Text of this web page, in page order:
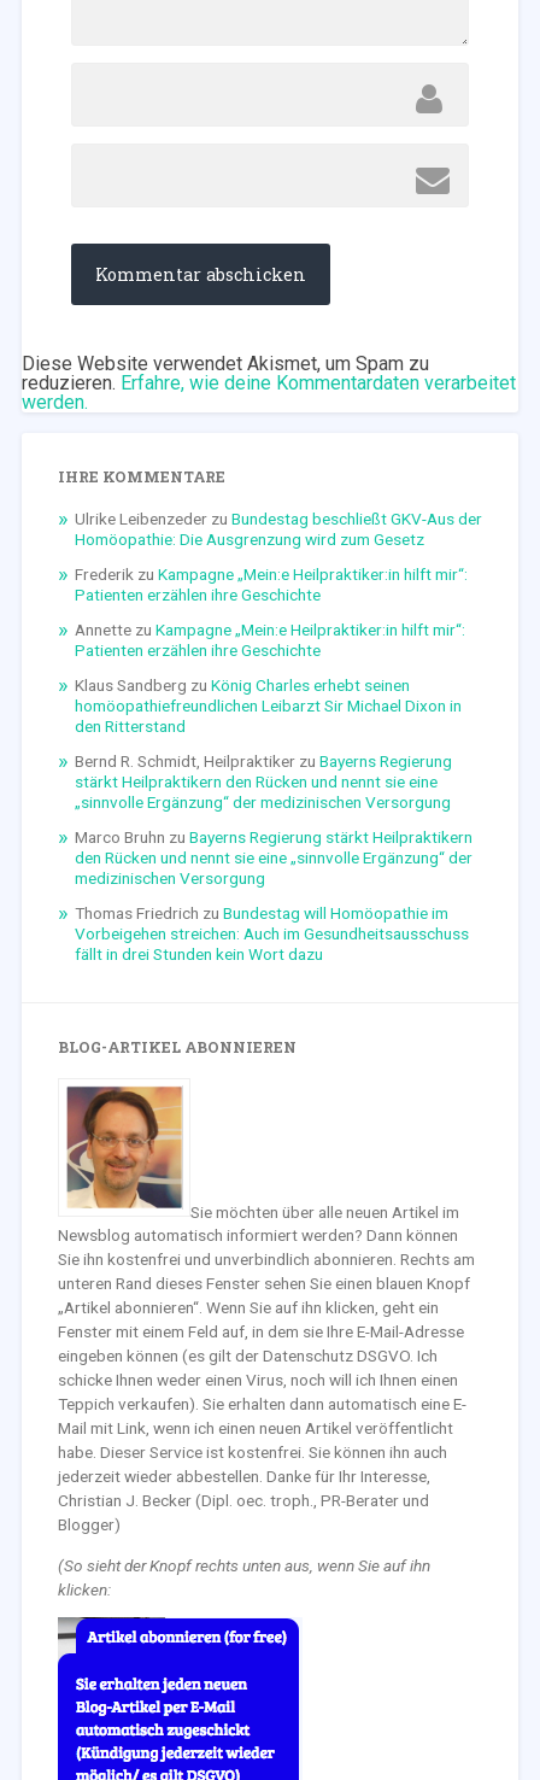
Diese Website verwendet Akismet, um Spam zu
reduzieren. Erfahre, wie deine Kommentardaten verarbeitet
werden.
IHRE KOMMENTARE
Ulrike Leibenzederzu Bundestag beschließt GKV-Aus der
Homöopathie: Die Ausgrenzung wird zum Gesetz
Frederik zu Kampagne „Mein:e Heilpraktiker:in hilft mir“:
Patienten erzählen ihre Geschichte
Annettezu Kampagne „Mein:e Heilpraktiker:in hilft mir“:
Patienten erzählen ihre Geschichte
Klaus Sandberg zu König Charles erhebt seinen
homöopathiefreundlichen Leibarzt Sir Michael Dixon in
den Ritterstand
Bernd R. Schmidt, Heilpraktikerzu Bayerns Regierung
stärkt Heilpraktikern den Rücken und nennt sie eine
„sinnvolle Ergänzung“ der medizinischen Versorgung
Marco Bruhn zu Bayerns Regierung stärkt Heilpraktikern
den Rücken und nennt sie eine „sinnvolle Ergänzung“ der
medizinischen Versorgung
Thomas Friedrich zu Bundestag will Homöopathie im
Vorbeigehen streichen: Auch im Gesundheitsausschuss
fällt in drei Stunden kein Wort dazu
BLOG-ARTIKEL ABONNIEREN
Sie möchten über alle neuen Artikel im
Newsblog automatisch informiert werden? Dann können
Sie ihn kostenfrei und unverbindlich abonnieren. Rechts am
unteren Rand dieses Fenster sehen Sie einen blauen Knopf
„Artikel abonnieren“. Wenn Sie auf ihn klicken, geht ein
Fenster mit einem Feld auf, in dem sie Ihre E-Mail-Adresse
eingeben können (es gilt der Datenschutz DSGVO. Ich
schicke Ihnen weder einen Virus, noch will ich Ihnen einen
Teppich verkaufen). Sie erhalten dann automatisch eine E-
Mail mit Link, wenn ich einen neuen Artikel veröffentlicht
habe. Dieser Service ist kostenfrei. Sie können ihn auch
jederzeit wieder abbestellen. Danke für Ihr Interesse,
Christian J. Becker (Dipl. oec. troph., PR-Berater und
Blogger)
(So sieht der Knopf rechts unten aus, wenn Sie auf ihn
klicken: